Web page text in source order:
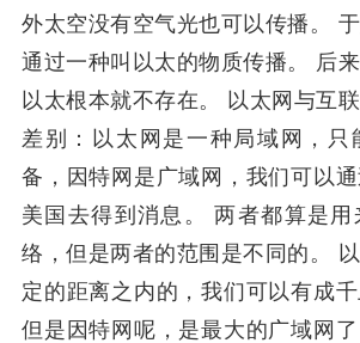
外太空没有空气光也可以传播。
通过一种叫以太的物质传播。 后
以太根本就不存在。 以太网与互
差别：以太网是一种局域网，只
备，因特网是广域网，我们可以
美国去得到消息。 两者都算是用
络，但是两者的范围是不同的。
定的距离之内的，我们可以有成千
但是因特网呢，是最大的广域网